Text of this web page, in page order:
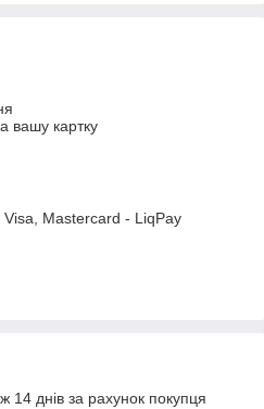
вашу картку
Mastercard - LiqPay
14 днів за рахунок покупця